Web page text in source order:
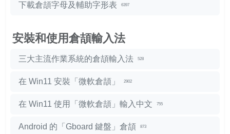
下載倉頡字母及輔助字形表 6397
安裝和使用倉頡輸入法
三大主流作業系統的倉頡輸入法 528
在 Win11 安裝「微軟倉頡」 2902
在 Win11 使用「微軟倉頡」輸入中文 755
Android 的「Gboard 鍵盤」倉頡 873